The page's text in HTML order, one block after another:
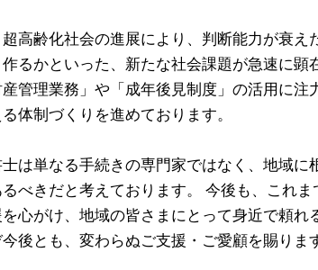
高齢化社会の進展により、判断能力が衰
作るかといった、新たな社会課題が急速に
管理業務」や「成年後見制度」の活用に
体制づくりを進めております。
は単なる手続きの専門家ではなく、地域
べきだと考えております。 今後も、これ
心がけ、地域の皆さまにとって身近で頼れ
後とも、変わらぬご支援・ご愛顧を賜りま